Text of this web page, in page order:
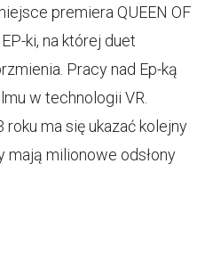
premiera QUEEN OF
ki, na której duet
Pracy nad Ep-ką
w technologii VR.
ma się ukazać kolejny
mają milionowe odsłony